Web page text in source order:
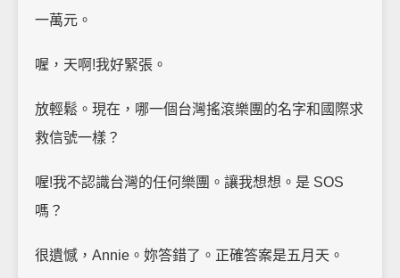
一萬元。
喔，天啊!我好緊張。
放輕鬆。現在，哪一個台灣搖滾樂團的名字和國際求
救信號一樣？
喔!我不認識台灣的任何樂團。讓我想想。是 SOS
嗎？
很遺憾，Annie。妳答錯了。正確答案是五月天。